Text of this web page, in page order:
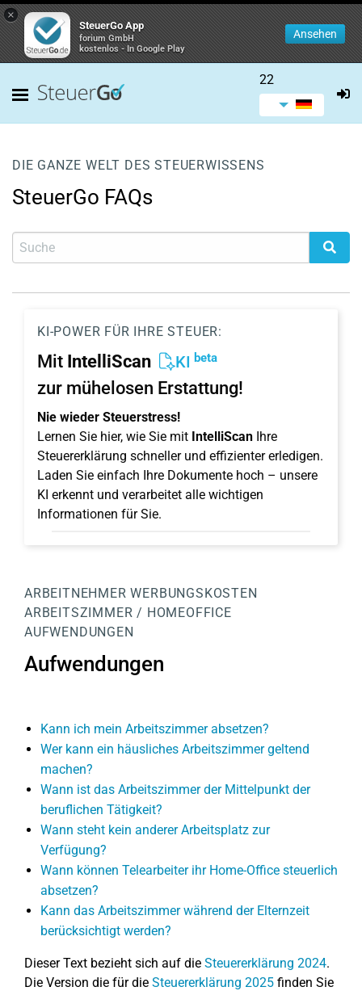
×
SteuerGo App
forium GmbH
kostenlos - In Google Play
Ansehen
22
DIE GANZE WELT DES STEUERWISSENS
SteuerGo FAQs
KI-POWER FÜR IHRE STEUER:
Mit IntelliScan KI beta
zur mühelosen Erstattung!
Nie wieder Steuerstress!
Lernen Sie hier, wie Sie mit IntelliScan Ihre
Steuererklärung schneller und effizienter erledigen.
Laden Sie einfach Ihre Dokumente hoch – unsere
KI erkennt und verarbeitet alle wichtigen
Informationen für Sie.
ARBEITNEHMER WERBUNGSKOSTEN
ARBEITSZIMMER / HOMEOFFICE
AUFWENDUNGEN
Aufwendungen
Kann ich mein Arbeitszimmer absetzen?
Wer kann ein häusliches Arbeitszimmer geltend
machen?
Wann ist das Arbeitszimmer der Mittelpunkt der
beruflichen Tätigkeit?
Wann steht kein anderer Arbeitsplatz zur
Verfügung?
Wann können Telearbeiter ihr Home-Office steuerlich
absetzen?
Kann das Arbeitszimmer während der Elternzeit
berücksichtigt werden?
Dieser Text bezieht sich auf die Steuererklärung 2024.
Die Version die für die Steuererklärung 2025 finden Sie